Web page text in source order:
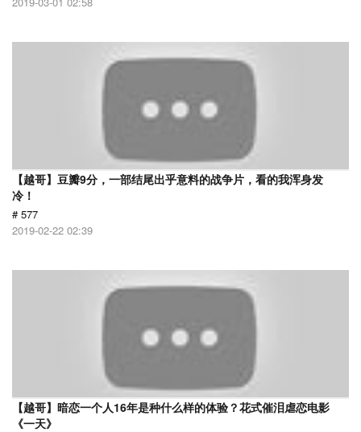
【越哥】豆瓣9分，一部结尾出乎意料的战争片，看的我浑身发
冷！
# 577
2019-02-22 02:39
【越哥】暗恋一个人16年是种什么样的体验？花式催泪虐恋电影
《一天》